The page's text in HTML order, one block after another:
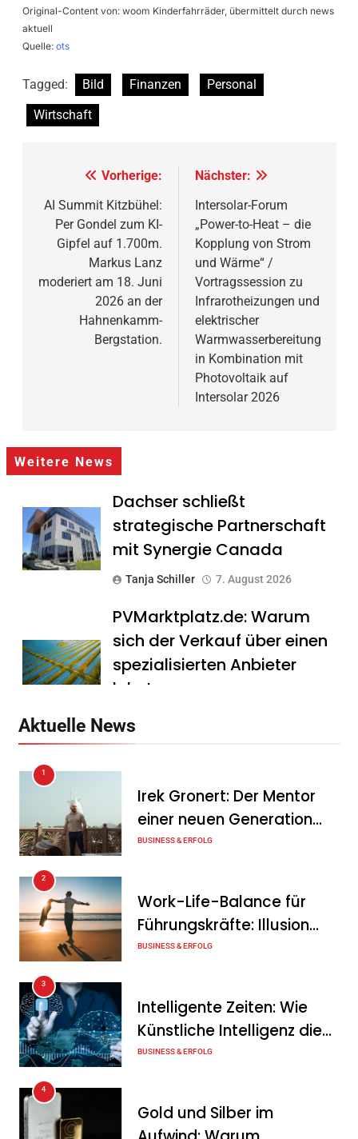
Original-Content von: woom Kinderfahrräder, übermittelt durch news
aktuell
Quelle: ots
Tagged: Bild Finanzen
Personal
Wirtschaft
Beitragsnavigation
Vorherige:
AI Summit Kitzbühel:
Per Gondel zum KI-
Gipfel auf 1.700m.
Markus Lanz
moderiert am 18. Juni
2026 an der
Hahnenkamm-
Bergstation.
Nächster:
Intersolar-Forum
„Power-to-Heat – die
Kopplung von Strom
und Wärme“ /
Vortragssession zu
Infrarotheizungen und
elektrischer
Warmwasserbereitung
in Kombination mit
Photovoltaik auf
Intersolar 2026
Weitere News
Dachser schließt
strategische Partnerschaft
mit Synergie Canada
Tanja Schiller 7. August 2026
PVMarktplatz.de: Warum
sich der Verkauf über einen
spezialisierten Anbieter
lohnt
Mitarbeitergespräch pro
Jahr nichts verändert – und
was stattdessen
Verbindlichkeit schafft
Tanja Schiller 7. August 2026
Wenn jede Minute zählt: Wie
Onboard-Kurier-Spezialist
Notfalllogistik neu denkt
6. August 2026
Aktuelle News
1
Irek Gronert: Der Mentor
einer neuen Generation
von Unternehmern
BUSINESS & ERFOLG
2
Work-Life-Balance für
Führungskräfte: Illusion
oder echte Chance?
BUSINESS & ERFOLG
3
Intelligente Zeiten: Wie
Künstliche Intelligenz die
Geschäftswelt verändert
BUSINESS & ERFOLG
4
Gold und Silber im